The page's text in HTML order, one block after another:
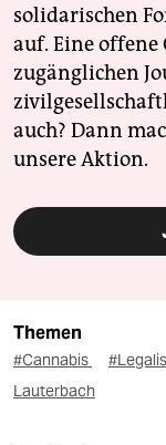
solidarischen
auf. Eine
zugänglichen
auch? Dann
unsere Aktion.
Themen
#Cannabis
Lauterbach